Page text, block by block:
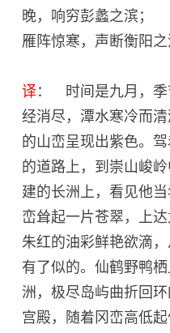
晚，响穷彭蠡之滨；
雁阵惊寒，声断衡阳之
译： 时间是九月，季
经消尽，潭水寒冷而
的山峦呈现出紫色。
的道路上，到崇山峻
建的长洲上，看见他
峦耸起一片苍翠，上
朱红的油彩鲜艳欲滴
有了似的。仙鹤野鸭
洲，极尽岛屿曲折回
宫殿，随着冈峦高低